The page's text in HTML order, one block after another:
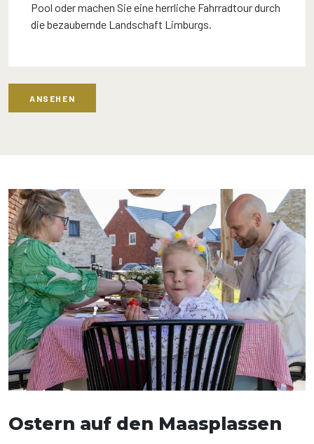
Pool oder machen Sie eine herrliche Fahrradtour durch
die bezaubernde Landschaft Limburgs.
ANSEHEN
Ostern auf den Maasplassen